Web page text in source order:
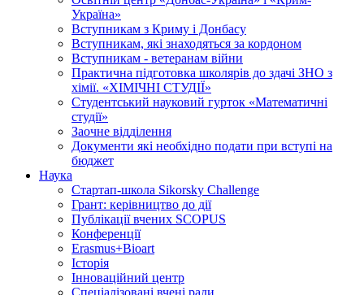
Україна»
Вступникам з Криму і Донбасу
Вступникам, які знаходяться за кордоном
Вступникам - ветеранам війни
Практична підготовка школярів до здачі ЗНО з
хімії. «ХІМІЧНІ СТУДІЇ»
Студентський науковий гурток «Математичні
студії»
Заочне відділення
Документи які необхідно подати при вступі на
бюджет
Наука
Стартап-школа Sikorsky Challenge
Грант: керівництво до дії
Публікації вчених SCOPUS
Конференції
Erasmus+Bioart
Історія
Інноваційний центр
Спеціалізовані вчені ради